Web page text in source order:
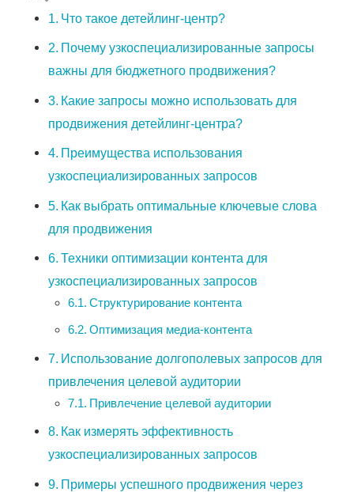
Что такое детейлинг-центр?
Почему узкоспециализированные запросы
важны для бюджетного продвижения?
Какие запросы можно использовать для
продвижения детейлинг-центра?
Преимущества использования
узкоспециализированных запросов
Как выбрать оптимальные ключевые слова
для продвижения
Техники оптимизации контента для
узкоспециализированных запросов
Структурирование контента
Оптимизация медиа-контента
Использование долгополевых запросов для
привлечения целевой аудитории
Привлечение целевой аудитории
Как измерять эффективность
узкоспециализированных запросов
Примеры успешного продвижения через